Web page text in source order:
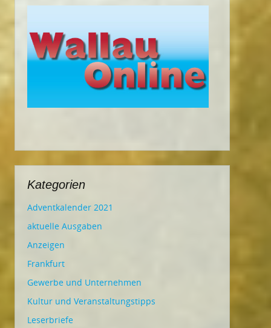
Kategorien
Adventkalender 2021
aktuelle Ausgaben
Anzeigen
Frankfurt
Gewerbe und Unternehmen
Kultur und Veranstaltungstipps
Leserbriefe